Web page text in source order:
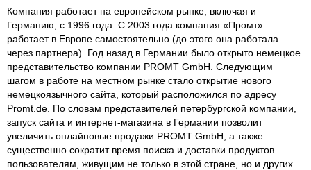
Компания работает на европейском рынке, включая и
Германию, с 1996 года. С 2003 года компания «Промт»
работает в Европе самостоятельно (до этого она работала
через партнера). Год назад в Германии было открыто немецкое
представительство компании PROMT GmbH. Следующим
шагом в работе на местном рынке стало открытие нового
немецкоязычного сайта, который расположился по адресу
Promt.de. По словам представителей петербургской компании,
запуск сайта и интернет-магазина в Германии позволит
увеличить онлайновые продажи PROMT GmbH, а также
существенно сократит время поиска и доставки продуктов
пользователям, живущим не только в этой стране, но и других